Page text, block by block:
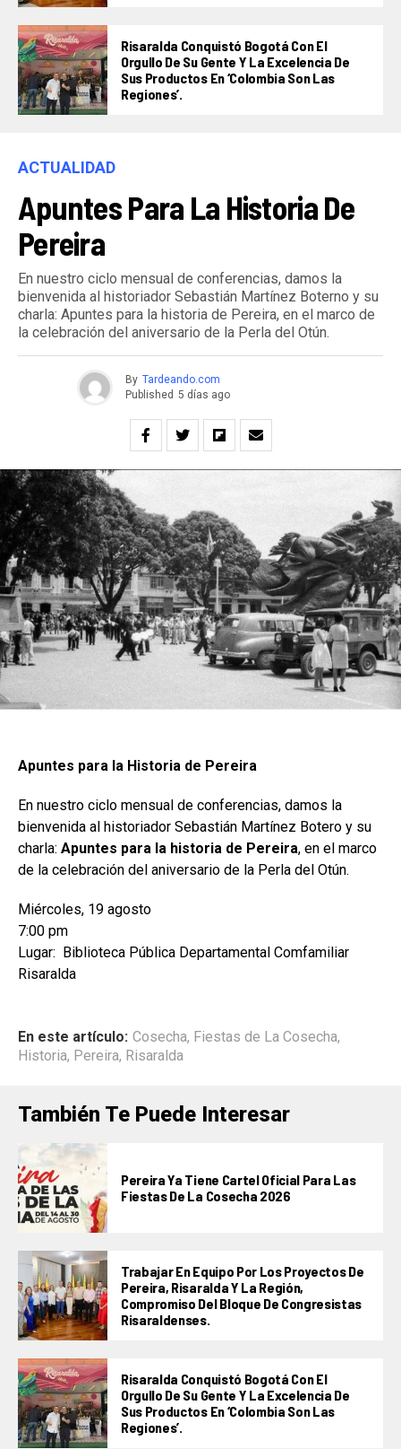
Risaralda Conquistó Bogotá Con El
Orgullo De Su Gente Y La Excelencia De
Sus Productos En ‘Colombia Son Las
Regiones’.
ACTUALIDAD
Apuntes Para La Historia De
Pereira
En nuestro ciclo mensual de conferencias, damos la
bienvenida al historiador Sebastián Martínez Boterno y su
charla: Apuntes para la historia de Pereira, en el marco de
la celebración del aniversario de la Perla del Otún.
By Tardeando.com
Published 5 días ago
Apuntes para la Historia de Pereira
En nuestro ciclo mensual de conferencias, damos la
bienvenida al historiador Sebastián Martínez Botero y su
charla: Apuntes para la historia de Pereira, en el marco
de la celebración del aniversario de la Perla del Otún.
Miércoles, 19 agosto
7:00 pm
Lugar: Biblioteca Pública Departamental Comfamiliar
Risaralda
En este artículo: Cosecha, Fiestas de La Cosecha,
Historia, Pereira, Risaralda
También Te Puede Interesar
Pereira Ya Tiene Cartel Oficial Para Las
Fiestas De La Cosecha 2026
Trabajar En Equipo Por Los Proyectos De
Pereira, Risaralda Y La Región,
Compromiso Del Bloque De Congresistas
Risaraldenses.
Risaralda Conquistó Bogotá Con El
Orgullo De Su Gente Y La Excelencia De
Sus Productos En ‘Colombia Son Las
Regiones’.